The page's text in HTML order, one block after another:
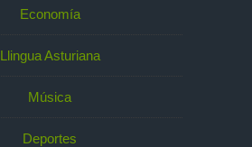
Economía
Llingua Asturiana
Música
Deportes